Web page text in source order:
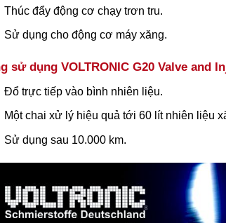
Thúc đẩy động cơ chạy trơn tru.
Sử dụng cho động cơ máy xăng.
sử dụng VOLTRONIC G20 Valve and
Đổ trực tiếp vào bình nhiên liệu.
Một chai xử lý hiệu quả tới 60 lít nhiên liệu
Sử dụng sau 10.000 km.